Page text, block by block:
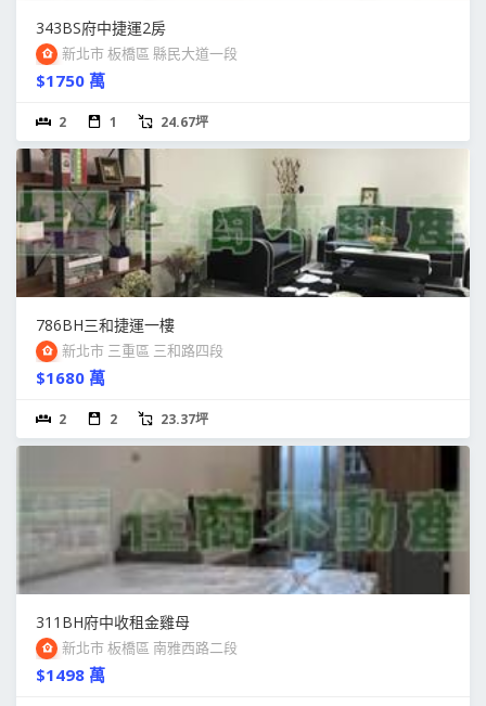
343BS府中捷運2房
新北市 板橋區 縣民大道一段
$1750 萬
2 1 24.67坪
786BH三和捷運一樓
新北市 三重區 三和路四段
$1680 萬
2 2 23.37坪
311BH府中收租金雞母
新北市 板橋區 南雅西路二段
$1498 萬